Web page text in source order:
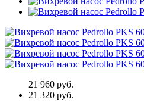
21 960 руб.
21 320 руб.